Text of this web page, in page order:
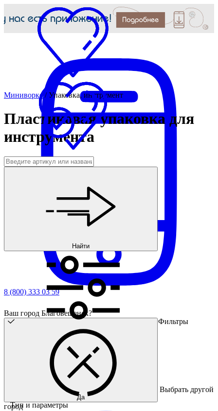
8 (800) 333 03 59
Ваш город Благовещенск?
Да
Выбрать другой
город
Миниворкс /Упаковка, инструмент
Пластиковая упаковка для
инструмента
Найти
Фильтры
Тип и параметры